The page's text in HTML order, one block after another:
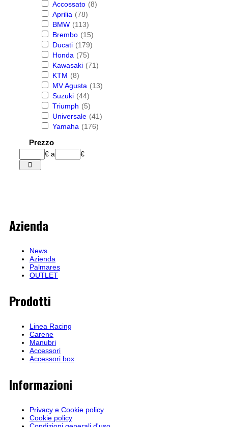
Accossato (8)
Aprilia (78)
BMW (113)
Brembo (15)
Ducati (179)
Honda (75)
Kawasaki (71)
KTM (8)
MV Agusta (13)
Suzuki (44)
Triumph (5)
Universale (41)
Yamaha (176)
Prezzo
€ a €
Azienda
News
Azienda
Palmares
OUTLET
Prodotti
Linea Racing
Carene
Manubri
Accessori
Accessori box
Informazioni
Privacy e Cookie policy
Cookie policy